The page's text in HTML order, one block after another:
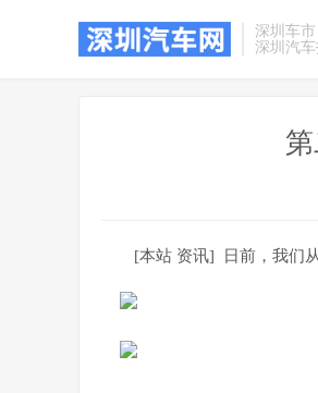
深圳车市
深圳汽
[本站 资讯] 日前，我们